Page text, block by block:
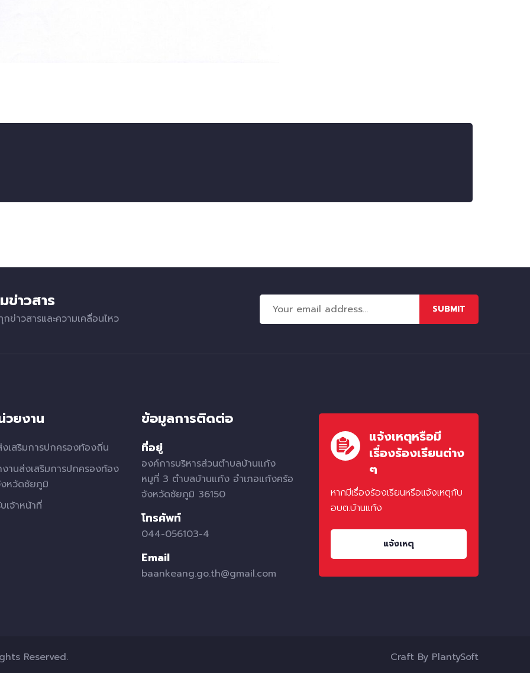
ข่าวสาร
ข่าวสารและความเคลื่อนไหว
SUBMIT
ยงาน
เสริมการปกครองท้องถิ่น
านส่งเสริมการปกครองท้อง
หวัดชัยภูมิ
เจ้าหน้าที่
ข้อมูลการติดต่อ
ที่อยู่
องค์การบริหารส่วนตำบลบ้านแก้ง
หมูที่ 3 ตำบลบ้านแก้ง อำเภอแก้งคร้อ
จังหวัดชัยภูมิ 36150
โทรศัพท์
044-056103-4
Email
baankeang.go.th@gmail.com
แจ้งเหตุหรือมี
เรื่องร้องเรียนต่าง
ๆ
หากมีเรื่องร้องเรียนหรือแจ้งเหตุกับ
อบต.บ้านแก้ง
แจ้งเหตุ
Reserved. Craft By PlantySoft